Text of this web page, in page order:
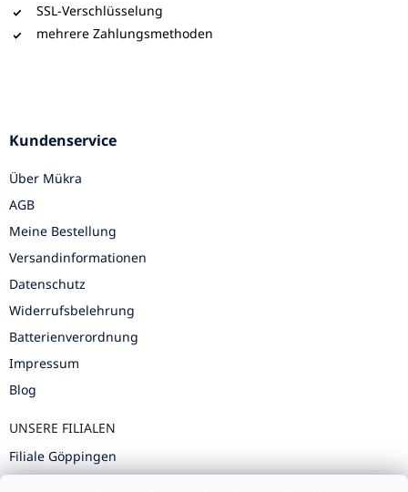
SSL-Verschlüsselung
mehrere Zahlungsmethoden
Kundenservice
Über Mükra
AGB
Meine Bestellung
Versandinformationen
Datenschutz
Widerrufsbelehrung
Batterienverordnung
Impressum
Blog
UNSERE FILIALEN
Filiale Göppingen